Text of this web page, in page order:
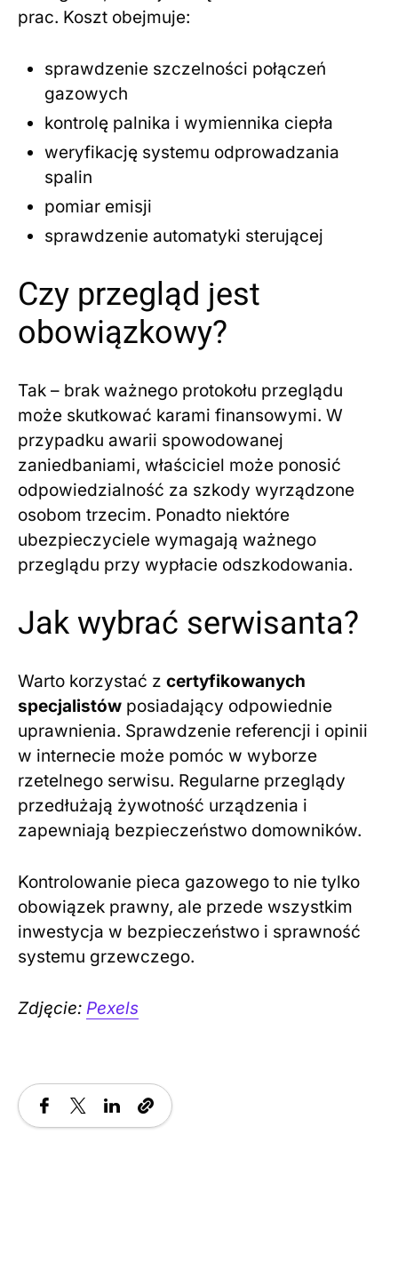
prac. Koszt obejmuje:
sprawdzenie szczelności połączeń
gazowych
kontrolę palnika i wymiennika ciepła
weryfikację systemu odprowadzania
spalin
pomiar emisji
sprawdzenie automatyki sterującej
Czy przegląd jest
obowiązkowy?
Tak – brak ważnego protokołu przeglądu
może skutkować karami finansowymi. W
przypadku awarii spowodowanej
zaniedbaniami, właściciel może ponosić
odpowiedzialność za szkody wyrządzone
osobom trzecim. Ponadto niektóre
ubezpieczyciele wymagają ważnego
przeglądu przy wypłacie odszkodowania.
Jak wybrać serwisanta?
Warto korzystać z certyfikowanych
specjalistów posiadający odpowiednie
uprawnienia. Sprawdzenie referencji i opinii
w internecie może pomóc w wyborze
rzetelnego serwisu. Regularne przeglądy
przedłużają żywotność urządzenia i
zapewniają bezpieczeństwo domowników.
Kontrolowanie pieca gazowego to nie tylko
obowiązek prawny, ale przede wszystkim
inwestycja w bezpieczeństwo i sprawność
systemu grzewczego.
Zdjęcie: Pexels